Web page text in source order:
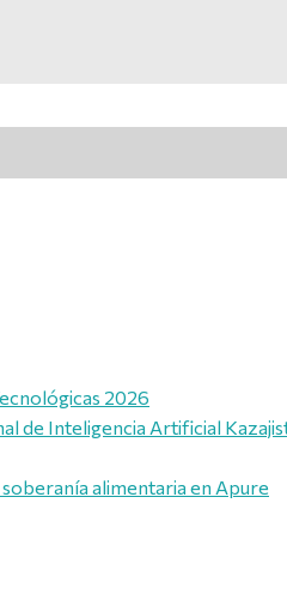
2026
de Inteligencia Artificial
alimentaria en Apure